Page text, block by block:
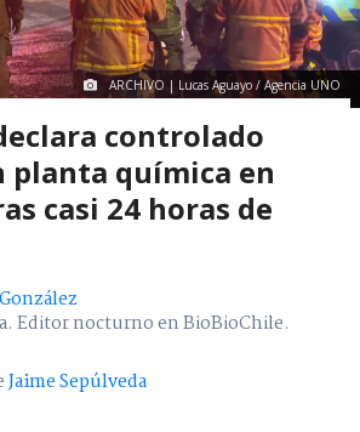
ARCHIVO | Lucas Aguayo / Agencia UNO
controlado
planta química en
casi 24 horas de
Editor nocturno en BioBioChile.
Jaime Sepúlveda